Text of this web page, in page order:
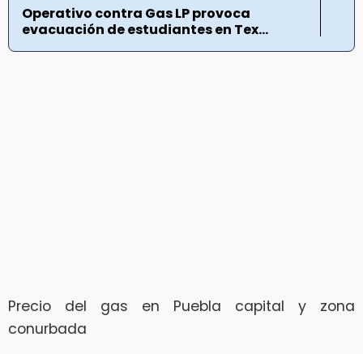
Operativo contra Gas LP provoca
evacuación de estudiantes en Tex...
Precio del gas en Puebla capital y zona
conurbada